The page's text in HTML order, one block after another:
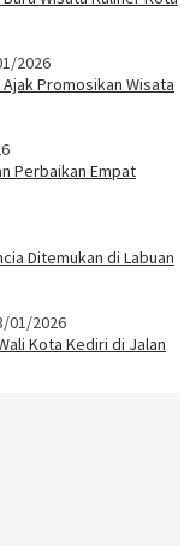
2026
Promosikan Wisata
Perbaikan Empat
Ditemukan di Labuan
01/2026
Kota Kediri di Jalan